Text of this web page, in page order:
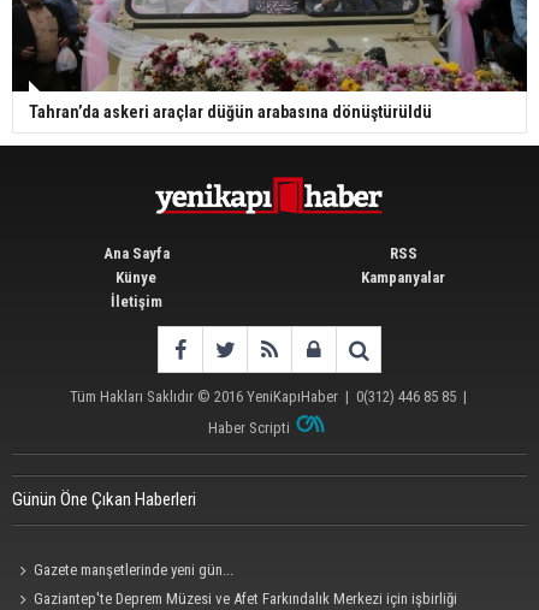
Tahran’da askeri araçlar düğün arabasına dönüştürüldü
Ana Sayfa
Künye
İletişim
RSS
Kampanyalar
Tüm Hakları Saklıdır © 2016 YeniKapıHaber| 0(312) 446 85 85|
Haber Scripti
Günün Öne Çıkan Haberleri
Gazete manşetlerinde yeni gün...
Gaziantep'te Deprem Müzesi ve Afet Farkındalık Merkezi için işbirliği